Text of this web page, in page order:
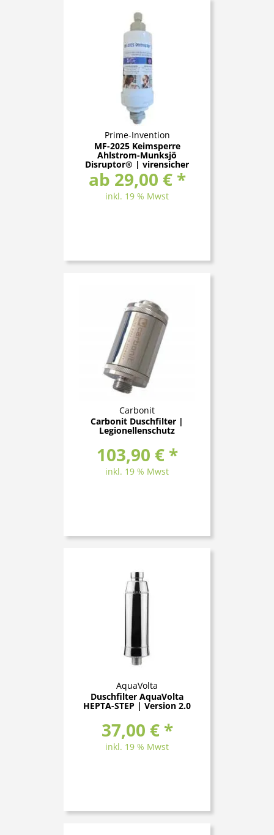
Prime-Invention
MF-2025 Keimsperre
Ahlstrom-Munksjö
Disruptor® | virensicher
ab 29,00 € *
inkl. 19 % Mwst
Carbonit
Carbonit Duschfilter |
Legionellenschutz
103,90 € *
inkl. 19 % Mwst
AquaVolta
Duschfilter AquaVolta
HEPTA-STEP | Version 2.0
37,00 € *
inkl. 19 % Mwst